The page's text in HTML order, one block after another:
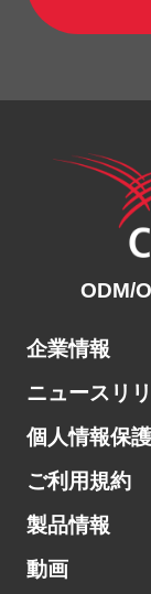
ODM/
企業情報
ニュースリ
個人情報保
ご利用規約
製品情報
動画